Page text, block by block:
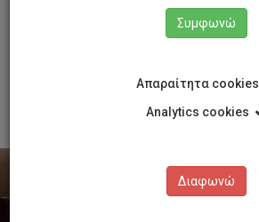
Ανακοινώσεις Σπουδών
Άρθρο
Συμφωνώ
Απαραίτητα cookies
Analytics cookies
Διαφωνώ